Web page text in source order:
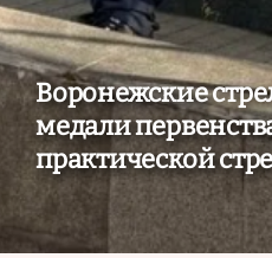
Воронежские
медали
практической